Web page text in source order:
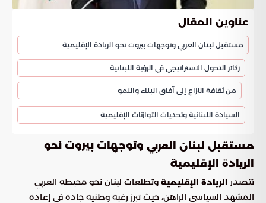
عناوين المقال
مستقبل لبنان العربي وتوجهات بيروت نحو الريادة الإقليمية
ركائز التحول الاستراتيجي في الرؤية اللبنانية
من ثقافة النزاع إلى آفاق البناء والنمو
السيادة اللبنانية وتحديات التوازنات الإقليمية
مستقبل لبنان العربي وتوجهات بيروت نحو
الريادة الإقليمية
تتصدر الريادة الإقليمية وتطلعات لبنان نحو محيطه العربي
المشهد السياسي الراهن، حيث تبرز رغبة وطنية جادة في إعادة